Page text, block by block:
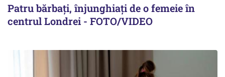
Patru bărbați, înjunghiați de o femeie în
centrul Londrei - FOTO/VIDEO